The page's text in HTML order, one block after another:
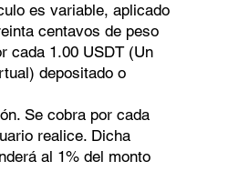
es variable, aplicado
centavos de peso
cada 1.00 USDT (Un
depositado o
Se cobra por cada
realice. Dicha
al 1% del monto